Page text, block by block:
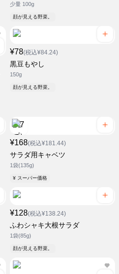
少量 100g
顔が見える野菜。
¥78(税込¥84.24)
黒豆もやし
150g
顔が見える野菜。
¥168(税込¥181.44)
サラダ用キャベツ
1袋(135g)
¥ スーパー価格
¥128(税込¥138.24)
ふわシャキ大根サラダ
1袋(85g)
顔が見える野菜。